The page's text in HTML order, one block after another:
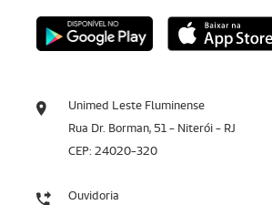
Unimed Leste Fluminense
Rua Dr. Borman, 51 - Niterói - RJ
CEP: 24020-320
Ouvidoria